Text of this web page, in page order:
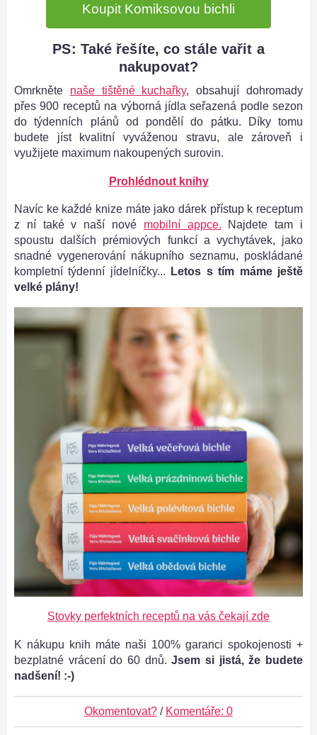
Koupit Komiksovou bichli
PS: Také řešíte, co stále vařit a
nakupovat?
Omrkněte naše tištěné kuchařky, obsahují dohromady
přes 900 receptů na výborná jídla seřazená podle sezon
do týdenních plánů od pondělí do pátku. Díky tomu
budete jíst kvalitní vyváženou stravu, ale zároveň i
využijete maximum nakoupených surovin.
Prohlédnout knihy
Navíc ke každé knize máte jako dárek přístup k receptum
z ní také v naší nové mobilní appce. Najdete tam i
spoustu dalších prémiových funkcí a vychytávek, jako
snadné vygenerování nákupního seznamu, poskládané
kompletní týdenní jídelníčky...
Letos s tím máme ještě
velké plány!
Stovky perfektních receptů na vás čekají zde
K nákupu knih máte naši 100% garanci spokojenosti +
bezplatné vrácení do 60 dnů.Jsem si jistá, že budete
nadšení! :-)
Okomentovat? / Komentáře: 0